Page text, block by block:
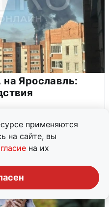
применяются
на сайте, вы
на их
Ярославль: